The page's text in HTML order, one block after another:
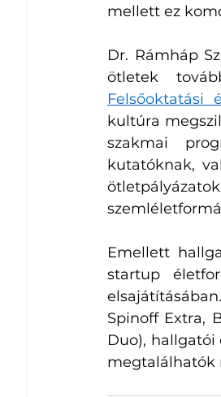
mellett ez
Dr. Rámháp
Felsőoktatási
kultúra
szakmai
kutatóknak,
Emellett
startup
Spinoff Extra,
Duo), hallgatói
megtalálhatók